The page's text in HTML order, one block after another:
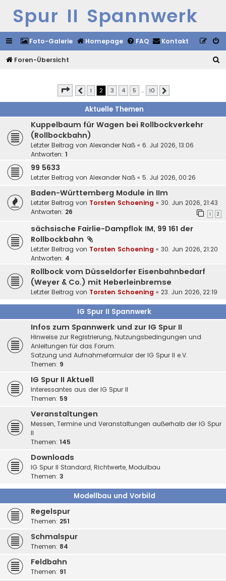
Spur II Spannwerk
Foto-Galerie Homepage FAQ Kontakt
Foren-Übersicht
Seite von
Vorherige
1 2 3 4 5 … 10
Aktuelle Themen
Kuppelbaum für Wagen bei Rollbockverkehr
(Rollbockbahn)
Letzter Beitrag von Alexander Naß « 6. Jul 2026, 13:06
Antworten: 1
99 5633
Letzter Beitrag von Alexander Naß « 5. Jul 2026, 00:26
Baden-Württemberg Module in IIm
Letzter Beitrag von Torsten Schoening « 30. Jun 2026, 21:43
Antworten: 26 1 2
sächsische Fairlie-Dampflok IM, 99 161 der
Rollbockbahn
Letzter Beitrag von Torsten Schoening « 30. Jun 2026, 21:20
Antworten: 4
Rollbock vom Düsseldorfer Eisenbahnbedarf
(Weyer & Co.) mit Heberleinbremse
Letzter Beitrag von Torsten Schoening « 23. Jun 2026, 22:19
IG Spur II Spannwerk
Infos zum Spannwerk und zur IG Spur II
Hinweise zur Registrierung, Nutzungsbedingungen und
Anleitungen für das Forum.
Satzung und Aufnahmeformular der IG Spur II e.V.
Themen: 9
IG Spur II Aktuell
Interessantes aus der IG Spur II
Themen: 59
Veranstaltungen
Messen, Termine und Veranstaltungen außerhalb der IG Spur
II
Themen: 145
Downloads
IG Spur II Standard, Richtwerte, Modulbau
Themen: 3
Modellbau und Vorbild
Regelspur
Themen: 251
Schmalspur
Themen: 84
Feldbahn
Themen: 91